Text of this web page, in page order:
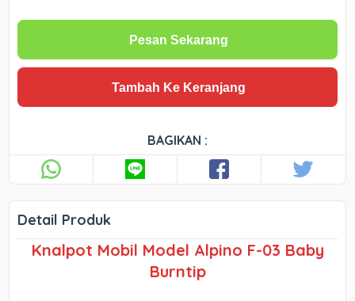
Pesan Sekarang
Tambah Ke Keranjang
BAGIKAN :
Detail Produk
Knalpot Mobil Model Alpino F-03 Baby
Burntip